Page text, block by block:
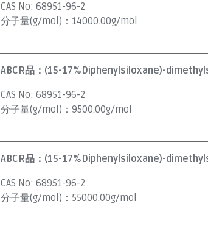
CAS No: 68951-96-2
分子量(g/mol)： 14000.00g/mol
ABCR品： (15-17%Diphenylsiloxane)-
CAS No: 68951-96-2
分子量(g/mol)： 9500.00g/mol
ABCR品： (15-17%Diphenylsiloxane)-
CAS No: 68951-96-2
分子量(g/mol)： 55000.00g/mol